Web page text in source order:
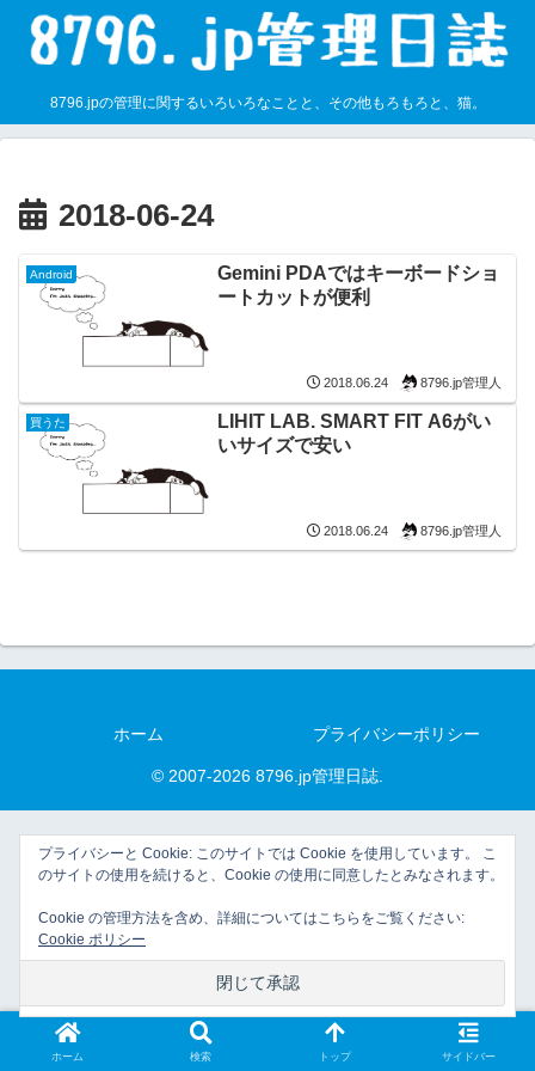
8796.jpの管理に関するいろいろなことと、その他もろもろと、猫。
2018-06-24
Android
Gemini PDAではキーボードショ
ートカットが便利
2018.06.24 8796.jp管理人
買うた
LIHIT LAB. SMART FIT A6がい
いサイズで安い
2018.06.24 8796.jp管理人
ホーム プライバシーポリシー
© 2007-2026 8796.jp管理日誌.
ホーム 検索 トップ サイドバー
プライバシーと Cookie: このサイトでは Cookie を使用しています。 こ
のサイトの使用を続けると、Cookie の使用に同意したとみなされます。
Cookie の管理方法を含め、詳細についてはこちらをご覧ください:
Cookie ポリシー